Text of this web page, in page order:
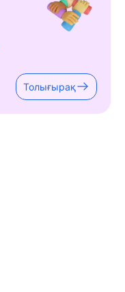
Толығырақ